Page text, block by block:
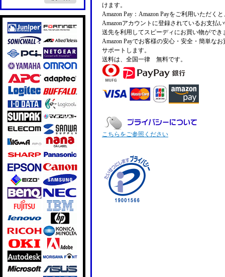
けます。
Amazon Pay：Amazon Payをご利用いただく
Amazonアカウントに登録されているお支払
送先を利用してスピーディにお買い物ができ
Amazon Payでお客様の安心・安全・簡単な
サポートします。
送料は、全国一律 無料です。
こちらをご参照ください